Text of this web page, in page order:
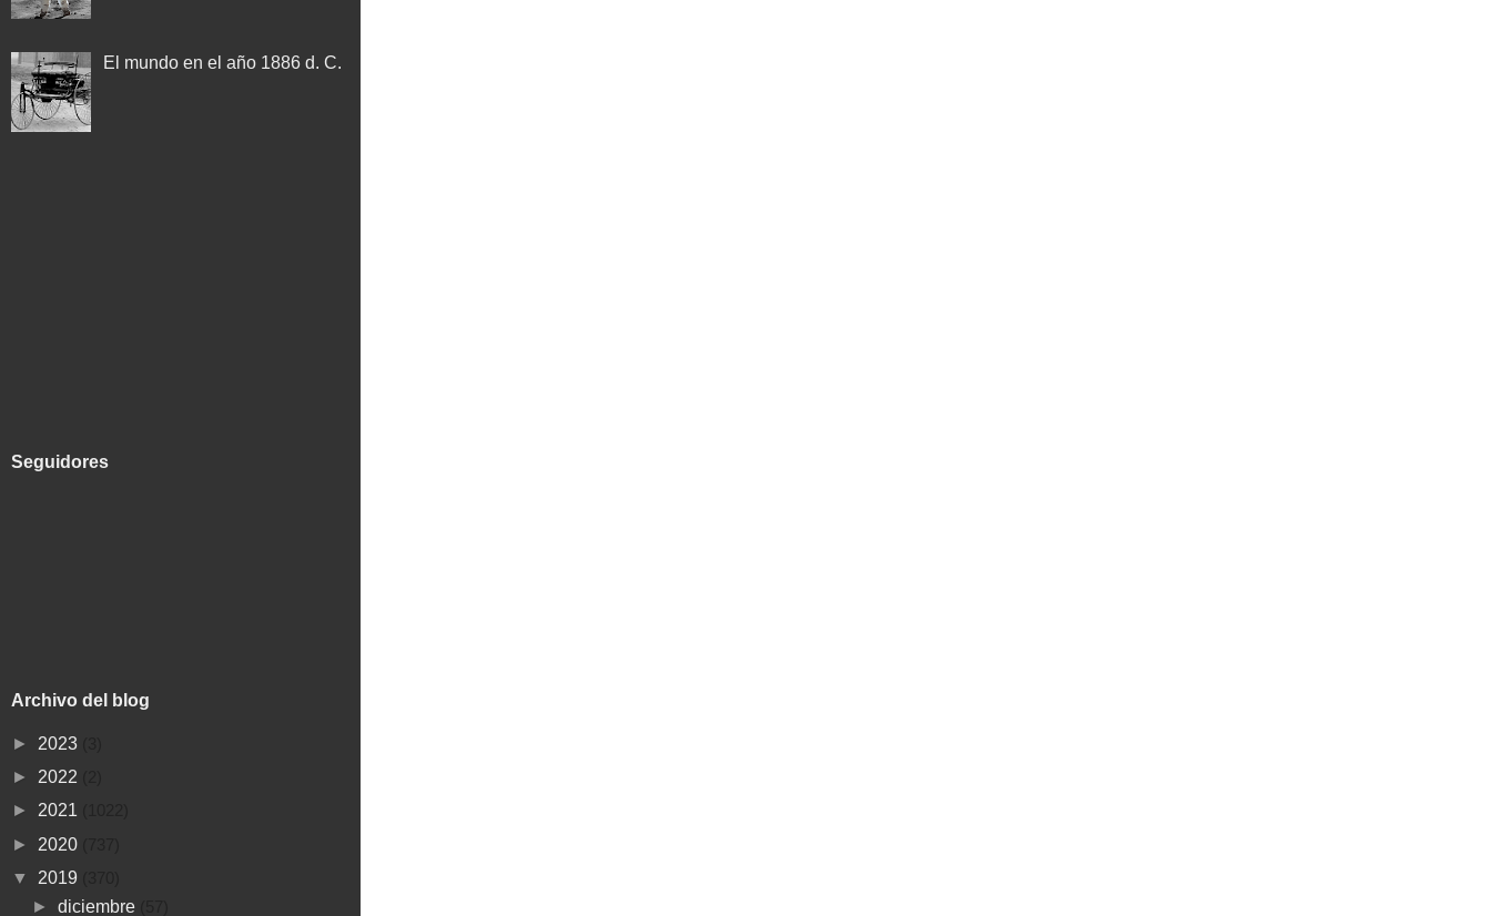
El mundo en el año 1886 d. C.
Seguidores
Archivo del blog
► 2023
► 2022
► 2021
► 2020
▼ 2019
► diciembre